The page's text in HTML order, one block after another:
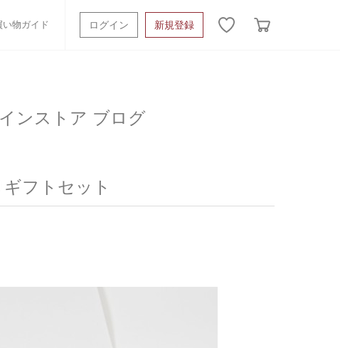
い物ガイド ログイン 新規登録
オーガニック
衣類 タオルケット類
ンストア ブログ
フトセット